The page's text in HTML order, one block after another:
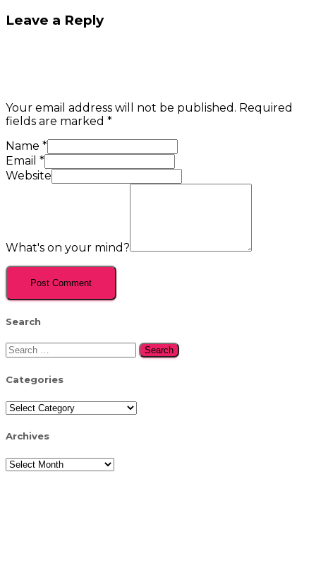
Leave a Reply
Your email address will not be published. Required
fields are marked *
Name *
Email *
Website
What's on your mind?
Search
Search
Categories
Categories
Archives
Archives